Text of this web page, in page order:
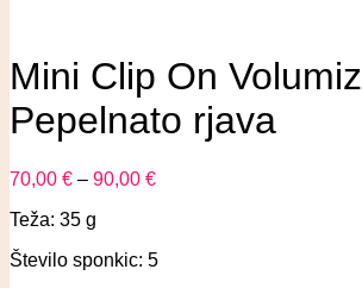
Mini Clip On
Pepelnato rjava
70,00 € – 90,00 €
Teža: 35 g
Število sponkic: 5